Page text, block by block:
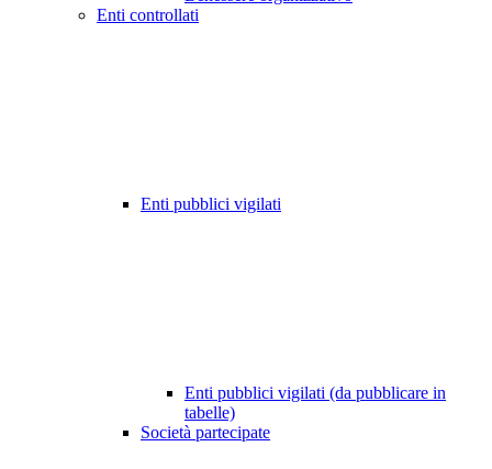
Enti controllati
Enti pubblici vigilati
Enti pubblici vigilati (da pubblicare in
tabelle)
Società partecipate